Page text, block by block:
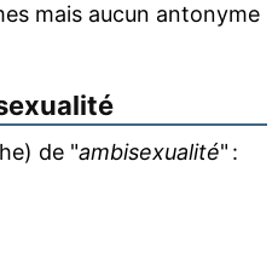
mais aucun antonyme
de "ambisexualité" :